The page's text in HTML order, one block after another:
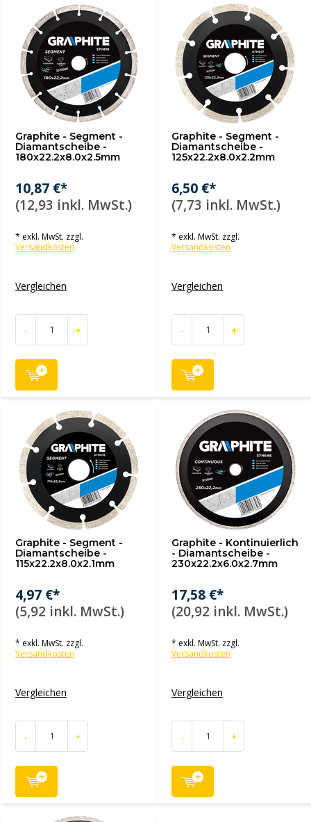
Graphite - Segment -
Diamantscheibe -
180x22.2x8.0x2.5mm
10,87 €*
(12,93 inkl. MwSt.)
* exkl. MwSt. zzgl.
Versandkosten
Vergleichen
- +
Graphite - Segment -
Diamantscheibe -
125x22.2x8.0x2.2mm
6,50 €*
(7,73 inkl. MwSt.)
* exkl. MwSt. zzgl.
Versandkosten
Vergleichen
- +
Graphite - Segment -
Diamantscheibe -
115x22.2x8.0x2.1mm
4,97 €*
(5,92 inkl. MwSt.)
* exkl. MwSt. zzgl.
Versandkosten
Vergleichen
- +
Graphite - Kontinuierlich
- Diamantscheibe -
230x22.2x6.0x2.7mm
17,58 €*
(20,92 inkl. MwSt.)
* exkl. MwSt. zzgl.
Versandkosten
Vergleichen
- +